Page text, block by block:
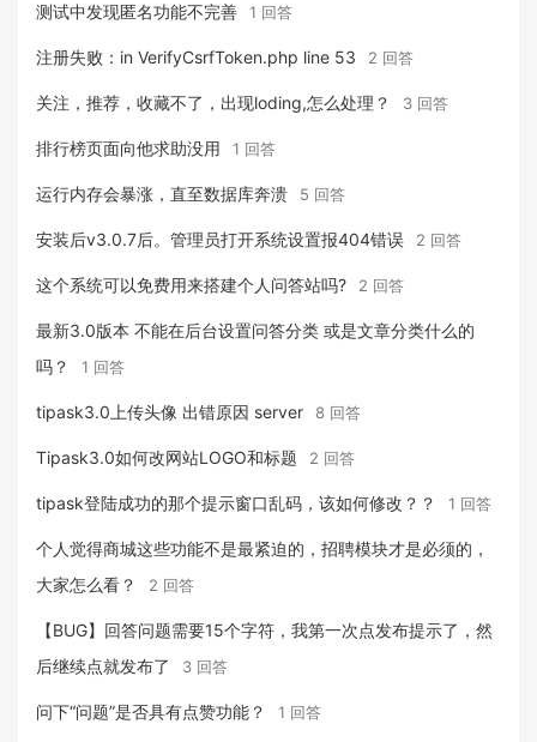
测试中发现匿名功能不完善 1 回答
注册失败：in VerifyCsrfToken.php line 53 2 回答
关注，推荐，收藏不了，出现loding,怎么处理？ 3 回答
排行榜页面向他求助没用 1 回答
运行内存会暴涨，直至数据库奔溃 5 回答
安装后v3.0.7后。管理员打开系统设置报404错误 2 回答
这个系统可以免费用来搭建个人问答站吗? 2 回答
最新3.0版本 不能在后台设置问答分类 或是文章分类什么的
吗？
1 回答
tipask3.0上传头像 出错原因 server 8 回答
Tipask3.0如何改网站LOGO和标题 2 回答
tipask登陆成功的那个提示窗口乱码，该如何修改？？ 1 回答
个人觉得商城这些功能不是最紧迫的，招聘模块才是必须的，
大家怎么看？
2 回答
【BUG】回答问题需要15个字符，我第一次点发布提示了，然
后继续点就发布了
3 回答
问下“问题”是否具有点赞功能？ 1 回答